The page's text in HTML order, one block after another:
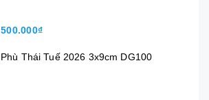
500.000₫
Phù Thái Tuế 2026 3x9cm DG100